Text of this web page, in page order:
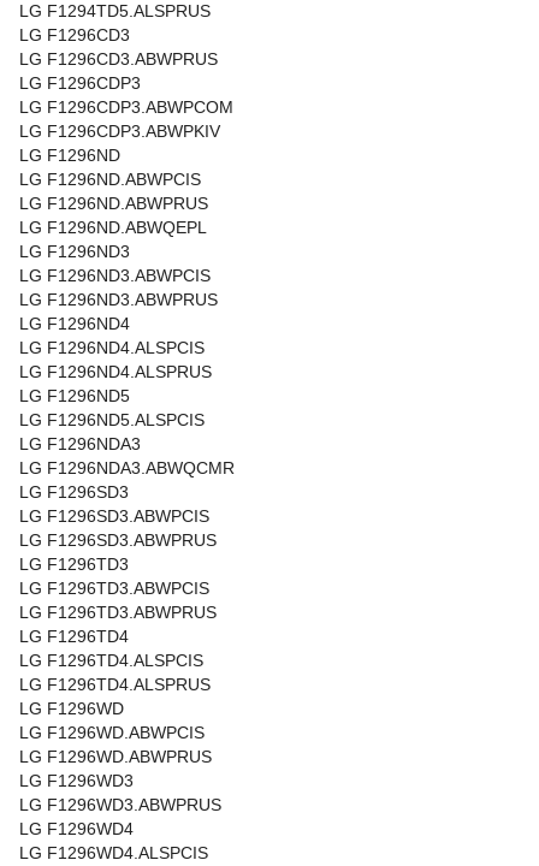
LG F1294TD5.ALSPRUS
LG F1296CD3
LG F1296CD3.ABWPRUS
LG F1296CDP3
LG F1296CDP3.ABWPCOM
LG F1296CDP3.ABWPKIV
LG F1296ND
LG F1296ND.ABWPCIS
LG F1296ND.ABWPRUS
LG F1296ND.ABWQEPL
LG F1296ND3
LG F1296ND3.ABWPCIS
LG F1296ND3.ABWPRUS
LG F1296ND4
LG F1296ND4.ALSPCIS
LG F1296ND4.ALSPRUS
LG F1296ND5
LG F1296ND5.ALSPCIS
LG F1296NDA3
LG F1296NDA3.ABWQCMR
LG F1296SD3
LG F1296SD3.ABWPCIS
LG F1296SD3.ABWPRUS
LG F1296TD3
LG F1296TD3.ABWPCIS
LG F1296TD3.ABWPRUS
LG F1296TD4
LG F1296TD4.ALSPCIS
LG F1296TD4.ALSPRUS
LG F1296WD
LG F1296WD.ABWPCIS
LG F1296WD.ABWPRUS
LG F1296WD3
LG F1296WD3.ABWPRUS
LG F1296WD4
LG F1296WD4.ALSPCIS